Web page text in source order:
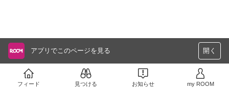
アプリでこのページを見る 開く
フィード 見つける お知らせ my ROOM